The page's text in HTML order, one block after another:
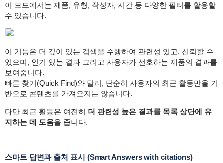
이 모드에서는 제품, 유형, 작성자, 시간 등 다양한 필터를 활용할
수 있습니다.
이 기능은 더 깊이 있는 검색을 수행하여 관련성 있고, 신뢰할 수
있으며, 인기 있는 결과 그리고 사용자가 선호하는 제품의 결과를
보여줍니다.
빠른 찾기(Quick Find)와 달리, 단순히 사용자의 최근 활동만을 기
반으로 콘텐츠를 가져오지는 않습니다.
다만 최근 활동은 여전히 더 관련성 높은 결과를 목록 상단에 유
지하는 데 도움을 줍니다.
스마트 답변과 출처 표시 (Smart Answers with citations)